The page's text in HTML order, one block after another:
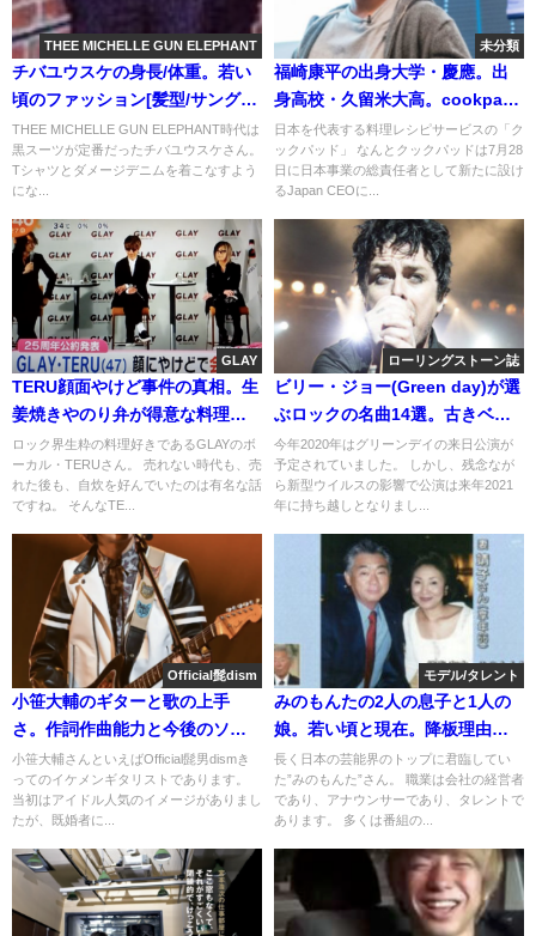
THEE MICHELLE GUN ELEPHANT
チバユウスケの身長/体重。若い
頃のファッション[髪型/サングラ
ス]画像
THEE MICHELLE GUN ELEPHANT時代は
黒スーツが定番だったチバユウスケさん。
Tシャツとダメージデニムを着こなすよう
にな...
未分類
福崎康平の出身大学・慶應。出
身高校・久留米大高。cookpad
の新CEO
日本を代表する料理レシピサービスの「ク
ックパッド」 なんとクックパッドは7月28
日に日本事業の総責任者として新たに設け
るJapan CEOに...
GLAY
TERU顔面やけど事件の真相。生
姜焼きやのり弁が得意な料理お
じさん
ロック界生粋の料理好きであるGLAYのボ
ーカル・TERUさん。 売れない時代も、売
れた後も、自炊を好んでいたのは有名な話
ですね。 そんなTE...
ローリングストーン誌
ビリー・ジョー(Green day)が選
ぶロックの名曲14選。古きベス
トソング達
今年2020年はグリーンデイの来日公演が
予定されていました。 しかし、残念なが
ら新型ウイルスの影響で公演は来年2021
年に持ち越しとなりまし...
Official髭dism
小笹大輔のギターと歌の上手
さ。作詞作曲能力と今後のソ
ロ。使用機材は?
小笹大輔さんといえばOfficial髭男dismき
ってのイケメンギタリストであります。
当初はアイドル人気のイメージがありまし
たが、既婚者に...
モデル/タレント
みのもんたの2人の息子と1人の
娘。若い頃と現在。降板理由は
年齢か？
長く日本の芸能界のトップに君臨してい
た”みのもんた”さん。 職業は会社の経営者
であり、アナウンサーであり、タレントで
あります。 多くは番組の...